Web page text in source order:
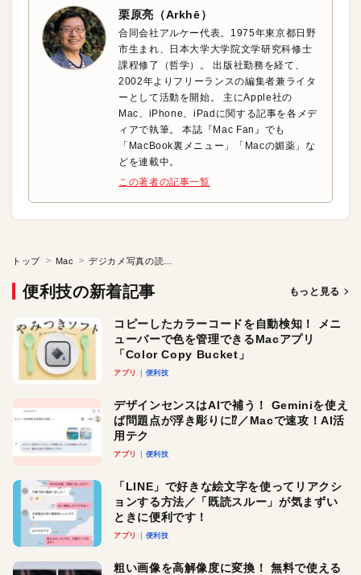
栗原亮（Arkhē）
合同会社アルケー代表。1975年東京都日野
市生まれ、日本大学大学院文学研究科修士
課程修了（哲学）。 出版社勤務を経て、
2002年よりフリーランスの編集者兼ライタ
ーとして活動を開始。 主にApple社の
Mac、iPhone、iPadに関する記事を各メデ
ィアで執筆。 本誌『Mac Fan』でも
「MacBook裏メニュー」「Macの媚薬」な
どを連載中。
この著者の記事一覧
トップ Mac
便利技の新着記事 もっと見る
コピーしたカラーコードを自動検知！ メニ
ューバーで色を管理できるMacアプリ
「Color Copy Bucket」
アプリ 便利技
デザインセンスはAIで補う！ Geminiを使え
ば問題点が浮き彫りに⁉︎／Macで速攻！AI活
用テク
アプリ 便利技
「LINE」で好きな絵文字を使ってリアクシ
ョンする方法／「既読スルー」が気まずい
ときに便利です！
アプリ 便利技
粗い画像を高解像度に変換！ 無料で使える